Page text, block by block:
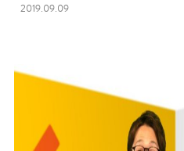
2019.09.09